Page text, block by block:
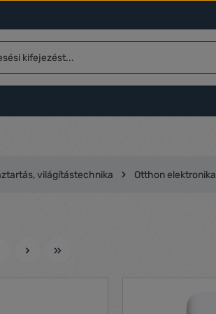
világítástechnika Otthon elektronika